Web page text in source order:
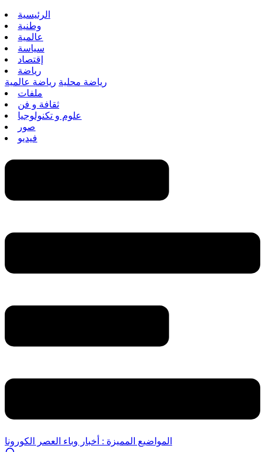
الرئيسية
وطنية
عالمية
سياسة
إقتصاد
رياضة
رياضة محلية رياضة عالمية
ملفات
ثقافة و فن
علوم و تكنولوجيا
صور
فيديو
المواضيع المميزة : أخبار وباء العصر الكورونا